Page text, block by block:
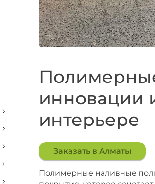
инновации
интерьере
Заказать в Алматы
Полимерные наливные